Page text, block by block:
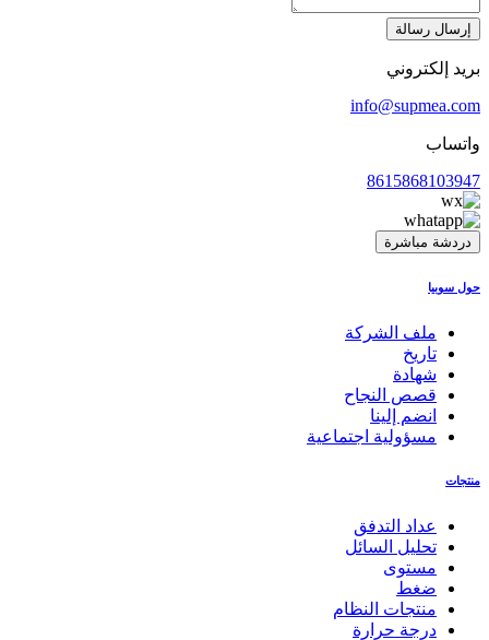
إرسال رسالة
بريد إلكتروني
info@supmea.com
واتساب
8615868103947
دردشة مباشرة
حول سوبيا
ملف الشركة
تاريخ
شهادة
قصص النجاح
انضم إلينا
مسؤولية اجتماعية
منتجات
عداد التدفق
تحليل السائل
مستوى
ضغط
منتجات النظام
درجة حرارة